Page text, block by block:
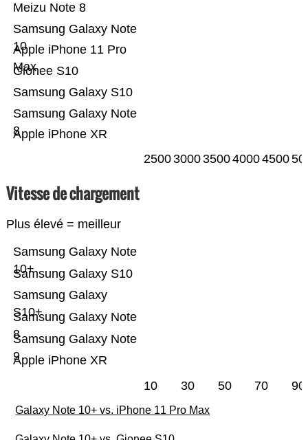
Apple iPhone XR
Samsung Galaxy Note
8
Samsung Galaxy S10
Gionee S10
Apple iPhone 11 Pro
Max
Samsung Galaxy Note
10
Meizu Note 8
25003000350040004500
Vitesse de chargement
Plus élevé = meilleur
Apple iPhone XR
Samsung Galaxy Note
9
Samsung Galaxy Note
8
Samsung Galaxy
S10+
Samsung Galaxy S10
Samsung Galaxy Note
10+
10 30 50 70 90
Galaxy Note 10+ vs. iPhone 11 Pro Max